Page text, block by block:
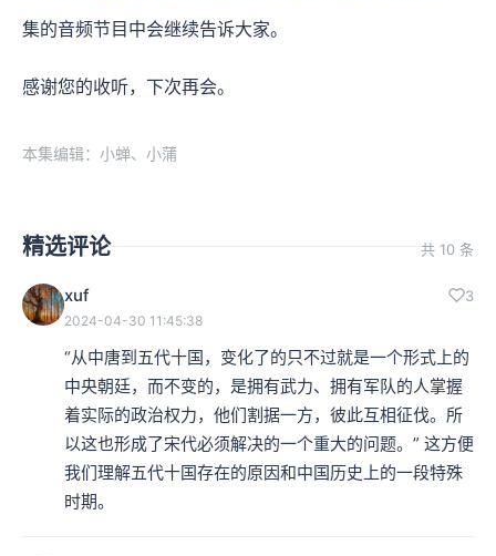
集的音频节目中会继续告诉大家。
感谢您的收听，下次再会。
本集编辑：小蝉、小蒲
精选评论 共 10 条
xuf 3
2024-04-30 11:45:38
“从中唐到五代十国，变化了的只不过就是一个形式上的
中央朝廷，而不变的，是拥有武力、拥有军队的人掌握
着实际的政治权力，他们割据一方，彼此互相征伐。所
以这也形成了宋代必须解决的一个重大的问题。” 这方便
我们理解五代十国存在的原因和中国历史上的一段特殊
时期。